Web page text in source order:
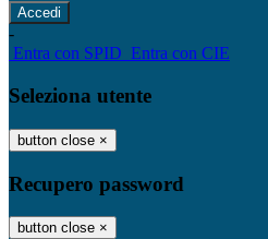
-
Entra con SPID Entra con CIE
Seleziona utente
button close ×
Recupero password
button close ×